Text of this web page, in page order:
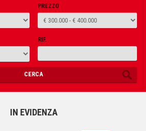
PREZZO
RIF.
CERCA
IN EVIDENZA